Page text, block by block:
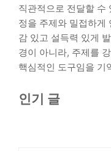
직관적으로 전달할 수
정을 주제와 밀접하게
감 있고 설득력 있게
경이 아니라, 주제를
핵심적인 도구임을 기
인기 글